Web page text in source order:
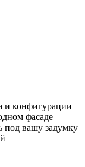
и конфигурации
фасаде
под вашу задумку